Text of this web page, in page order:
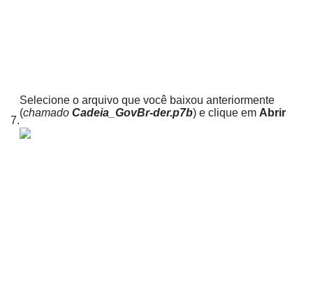
7.
Selecione o arquivo que você baixou anteriormente
(chamado Cadeia_GovBr-der.p7b) e clique em Abrir